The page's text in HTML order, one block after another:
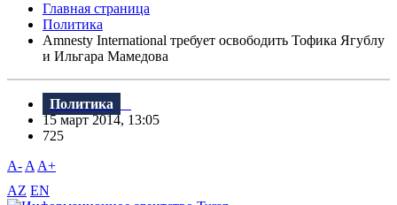
Главная страница
Политика
Amnesty International требует освободить Тофика Ягублу
и Ильгара Мамедова
Политика
15 март 2014, 13:05
725
A- A A+
AZ EN